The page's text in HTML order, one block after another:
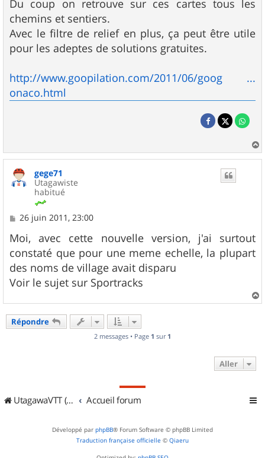
Du coup on retrouve sur ces cartes tous les
chemins et sentiers.
Avec le filtre de relief en plus, ça peut être utile
pour les adeptes de solutions gratuites.
http://www.goopilation.com/2011/06/goog ...
onaco.html
a
gege71
Utagawiste
habitué
M
s
s
a
g
e
26 juin 2011, 23:00
Moi, avec cette nouvelle version, j'ai surtout
constaté que pour une meme echelle, la plupart
des noms de village avait disparu
Voir le sujet sur Sportracks
a
Répondre
2 messages • Page 1 sur 1
Aller
UtagawaVTT (Randos VTT et VTTAE avec traces GPS) Accueil forum
Développé par phpBB® Forum Software © phpBB Limited
Traduction française officielle © Qiaeru